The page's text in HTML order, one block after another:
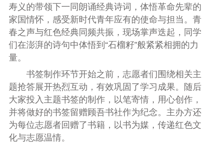
寿义的带领下一同朗诵经典诗词，体悟革命先辈的
家国情怀，感受新时代青年应有的使命与担当。青
春之声与红色经典同频共振，现场掌声迭起，同学
们在澎湃的诗句中体悟到“石榴籽”般紧紧相拥的力
量。
书签制作环节开始之前，志愿者们围绕相关主
题抢答展开热烈互动，有效巩固了学习成果。随后
大家投入主题书签的制作，以笔寄情，用心创作，
并将做好的书签留赠顾吾书社作为纪念。主办方还
为每位志愿者回赠了书籍，以书为媒，传递红色文
化与志愿温情。